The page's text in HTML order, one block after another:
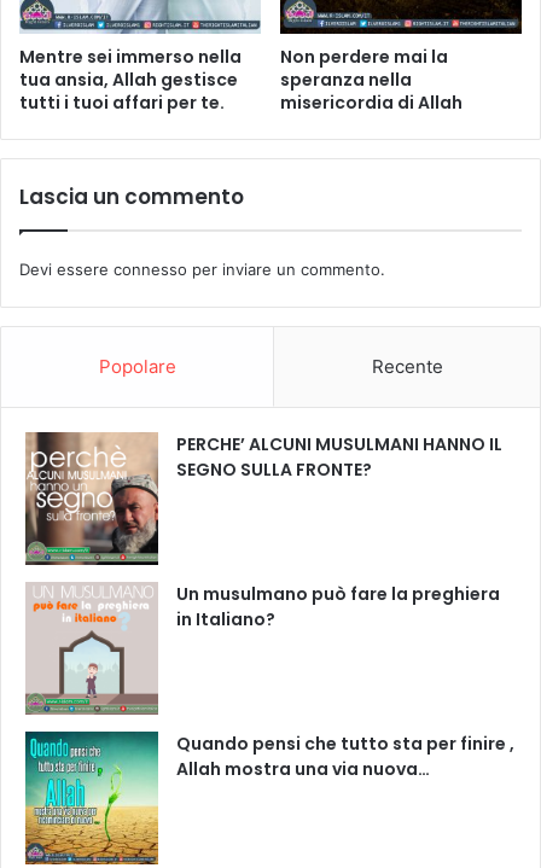
Mentre sei immerso nella
tua ansia, Allah gestisce
tutti i tuoi affari per te.
Non perdere mai la
speranza nella
misericordia di Allah
Lascia un commento
Devi essere connesso per inviare un commento.
Popolare Recente
PERCHE’ ALCUNI MUSULMANI HANNO IL
SEGNO SULLA FRONTE?
Un musulmano può fare la preghiera
in Italiano?
Quando pensi che tutto sta per finire ,
Allah mostra una via nuova…